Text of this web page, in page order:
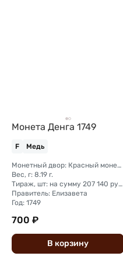
Монета Денга 1749
F Медь
Монетный двор: Красный монетный двор (Москва); Екатеринбургский монетный двор
Вес, г: 8.19 г.
Тираж, шт: на сумму 207 140 рублей; на сумму 239 600 рублей
Правитель: Елизавета
Год: 1749
700 ₽
В корзину